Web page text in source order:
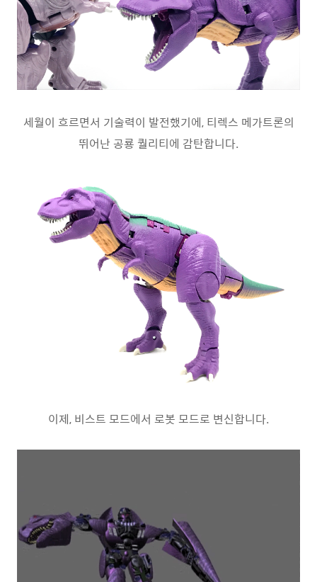
세월이 흐르면서 기술력이 발전했기에, 티렉스 메가트론의
뛰어난 공룡 퀄리티에 감탄합니다.
이제, 비스트 모드에서 로봇 모드로 변신합니다.